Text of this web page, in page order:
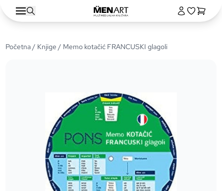
Početna/ Knjige / Memo kotačić FRANCUSKI glagoli